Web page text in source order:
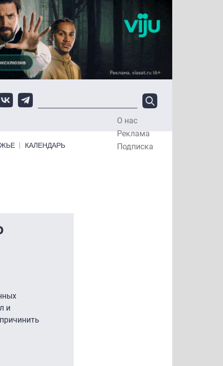
О нас
Реклама
Подписка
КАЛЕНДАРЬ
и